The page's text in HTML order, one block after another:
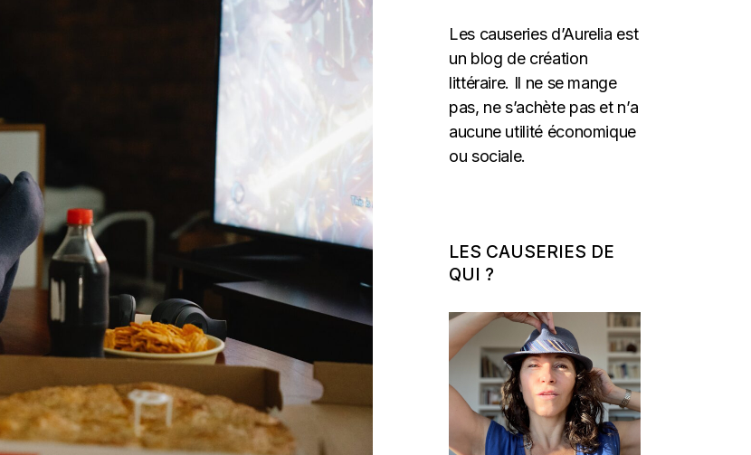
Les causeries d’Aurelia est
un blog de création
littéraire. Il ne se mange
pas, ne s’achète pas et n’a
aucune utilité économique
ou sociale.
LES CAUSERIES DE
QUI ?